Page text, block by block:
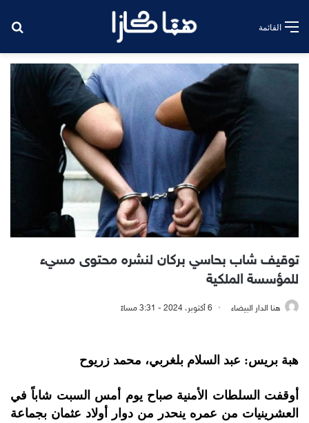
القائمة
توقيف شاب بحاسي بركان لنشره محتوى مسيء
للمؤسسة الملكية
هنا الدار البيضاء 6 أكتوبر، 2024 - 3:31 مساءً
هبة بريس: عبد السلام بلغربي، محمد زريوح
أوقفت السلطات الأمنية صباح يوم أمس السبت شاباً في
العشرينيات من عمره ينحدر من دوار أولاد عثمان بجماعة